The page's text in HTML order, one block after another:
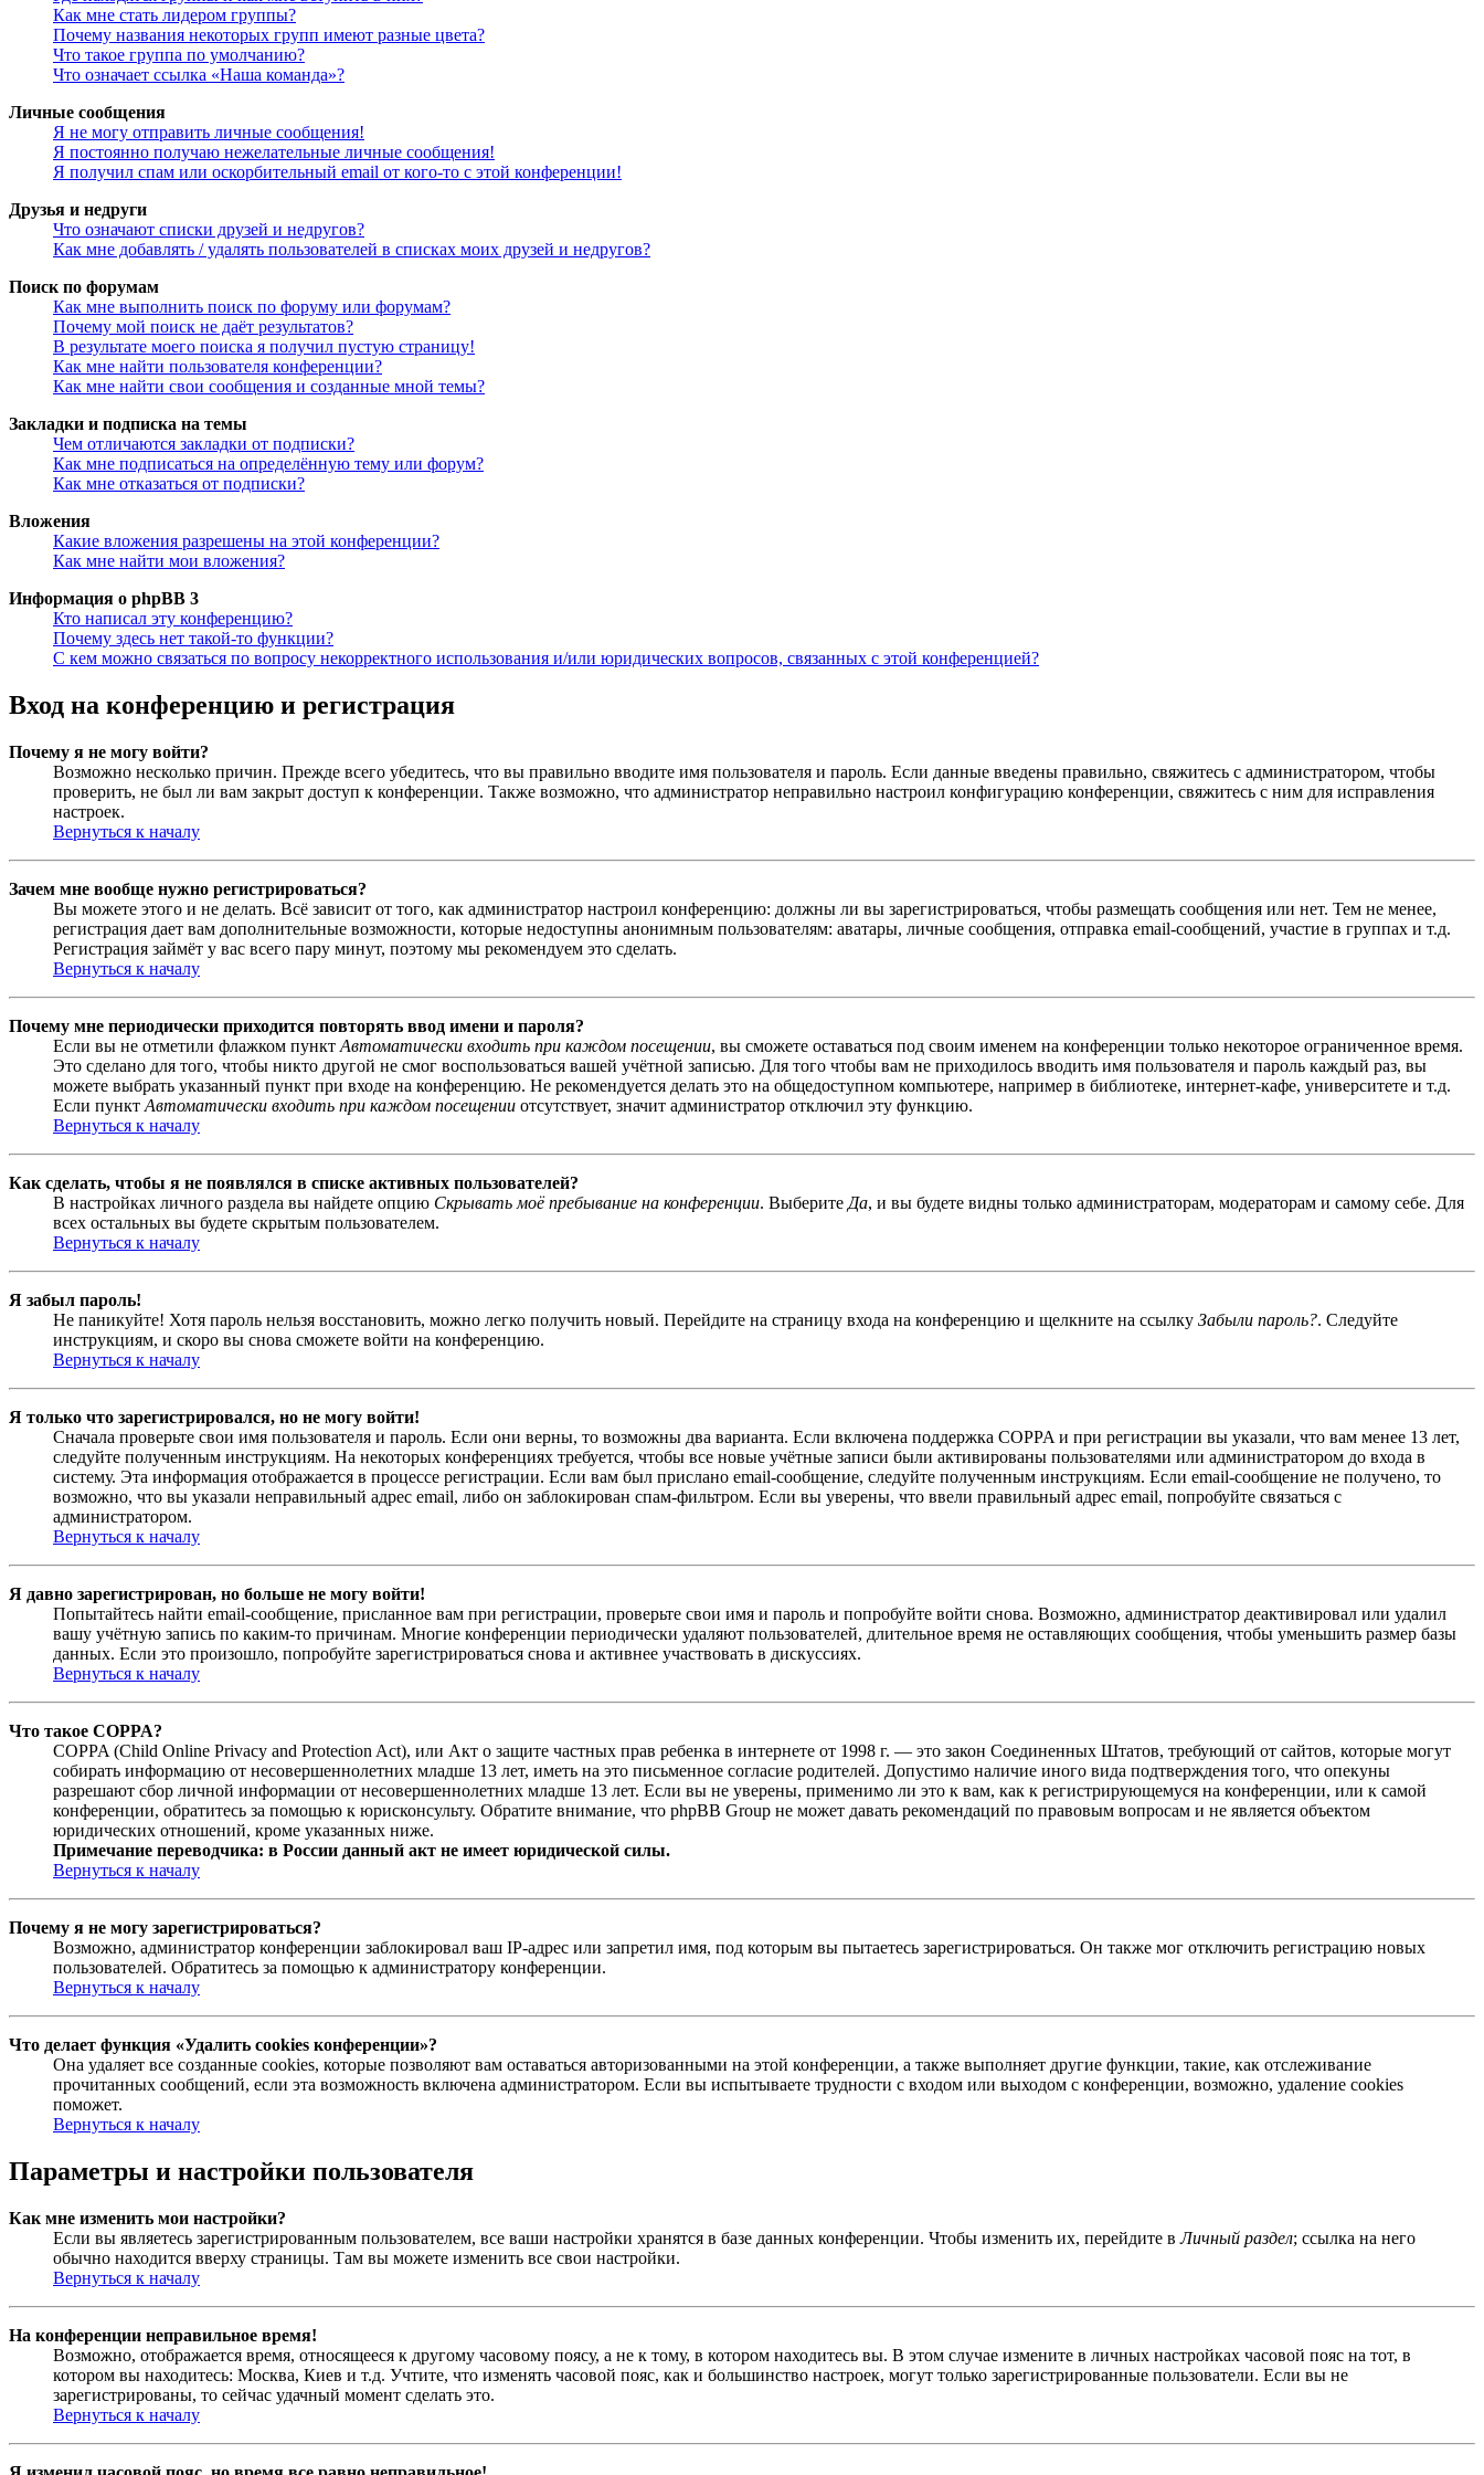
Как мне стать лидером группы?
Почему названия некоторых групп имеют разные цвета?
Что такое группа по умолчанию?
Что означает ссылка «Наша команда»?
Личные сообщения
Я не могу отправить личные сообщения!
Я постоянно получаю нежелательные личные сообщения!
Я получил спам или оскорбительный email от кого-то с этой конференции!
Друзья и недруги
Что означают списки друзей и недругов?
Как мне добавлять / удалять пользователей в списках моих друзей и недругов?
Поиск по форумам
Как мне выполнить поиск по форуму или форумам?
Почему мой поиск не даёт результатов?
В результате моего поиска я получил пустую страницу!
Как мне найти пользователя конференции?
Как мне найти свои сообщения и созданные мной темы?
Закладки и подписка на темы
Чем отличаются закладки от подписки?
Как мне подписаться на определённую тему или форум?
Как мне отказаться от подписки?
Вложения
Какие вложения разрешены на этой конференции?
Как мне найти мои вложения?
Информация о phpBB 3
Кто написал эту конференцию?
Почему здесь нет такой-то функции?
С кем можно связаться по вопросу некорректного использования и/или юридических вопросов, связанных с этой конференцией?
Вход на конференцию и регистрация
Почему я не могу войти?
Возможно несколько причин. Прежде всего убедитесь, что вы правильно вводите имя пользователя и пароль. Если данные введены правильно, свяжитесь с администратором, чтобы
проверить, не был ли вам закрыт доступ к конференции. Также возможно, что администратор неправильно настроил конфигурацию конференции, свяжитесь с ним для исправления
настроек.
Вернуться к началу
Зачем мне вообще нужно регистрироваться?
Вы можете этого и не делать. Всё зависит от того, как администратор настроил конференцию: должны ли вы зарегистрироваться, чтобы размещать сообщения или нет. Тем не менее,
регистрация дает вам дополнительные возможности, которые недоступны анонимным пользователям: аватары, личные сообщения, отправка email-сообщений, участие в группах и т.д.
Регистрация займёт у вас всего пару минут, поэтому мы рекомендуем это сделать.
Вернуться к началу
Почему мне периодически приходится повторять ввод имени и пароля?
Если вы не отметили флажком пункт Автоматически входить при каждом посещении, вы сможете оставаться под своим именем на конференции только некоторое ограниченное время.
Это сделано для того, чтобы никто другой не смог воспользоваться вашей учётной записью. Для того чтобы вам не приходилось вводить имя пользователя и пароль каждый раз, вы
можете выбрать указанный пункт при входе на конференцию. Не рекомендуется делать это на общедоступном компьютере, например в библиотеке, интернет-кафе, университете и т.д.
Если пункт Автоматически входить при каждом посещении отсутствует, значит администратор отключил эту функцию.
Вернуться к началу
Как сделать, чтобы я не появлялся в списке активных пользователей?
В настройках личного раздела вы найдете опцию Скрывать моё пребывание на конференции. Выберите Да, и вы будете видны только администраторам, модераторам и самому себе. Для
всех остальных вы будете скрытым пользователем.
Вернуться к началу
Я забыл пароль!
Не паникуйте! Хотя пароль нельзя восстановить, можно легко получить новый. Перейдите на страницу входа на конференцию и щелкните на ссылку Забыли пароль?. Следуйте
инструкциям, и скоро вы снова сможете войти на конференцию.
Вернуться к началу
Я только что зарегистрировался, но не могу войти!
Сначала проверьте свои имя пользователя и пароль. Если они верны, то возможны два варианта. Если включена поддержка COPPA и при регистрации вы указали, что вам менее 13 лет,
следуйте полученным инструкциям. На некоторых конференциях требуется, чтобы все новые учётные записи были активированы пользователями или администратором до входа в
систему. Эта информация отображается в процессе регистрации. Если вам был прислано email-сообщение, следуйте полученным инструкциям. Если email-сообщение не получено, то
возможно, что вы указали неправильный адрес email, либо он заблокирован спам-фильтром. Если вы уверены, что ввели правильный адрес email, попробуйте связаться с
администратором.
Вернуться к началу
Я давно зарегистрирован, но больше не могу войти!
Попытайтесь найти email-сообщение, присланное вам при регистрации, проверьте свои имя и пароль и попробуйте войти снова. Возможно, администратор деактивировал или удалил
вашу учётную запись по каким-то причинам. Многие конференции периодически удаляют пользователей, длительное время не оставляющих сообщения, чтобы уменьшить размер базы
данных. Если это произошло, попробуйте зарегистрироваться снова и активнее участвовать в дискуссиях.
Вернуться к началу
Что такое COPPA?
COPPA (Child Online Privacy and Protection Act), или Акт о защите частных прав ребенка в интернете от 1998 г. — это закон Соединенных Штатов, требующий от сайтов, которые могут
собирать информацию от несовершеннолетних младше 13 лет, иметь на это письменное согласие родителей. Допустимо наличие иного вида подтверждения того, что опекуны
разрешают сбор личной информации от несовершеннолетних младше 13 лет. Если вы не уверены, применимо ли это к вам, как к регистрирующемуся на конференции, или к самой
конференции, обратитесь за помощью к юрисконсульту. Обратите внимание, что phpBB Group не может давать рекомендаций по правовым вопросам и не является объектом
юридических отношений, кроме указанных ниже.
Примечание переводчика: в России данный акт не имеет юридической силы.
Вернуться к началу
Почему я не могу зарегистрироваться?
Возможно, администратор конференции заблокировал ваш IP-адрес или запретил имя, под которым вы пытаетесь зарегистрироваться. Он также мог отключить регистрацию новых
пользователей. Обратитесь за помощью к администратору конференции.
Вернуться к началу
Что делает функция «Удалить cookies конференции»?
Она удаляет все созданные cookies, которые позволяют вам оставаться авторизованными на этой конференции, а также выполняет другие функции, такие, как отслеживание
прочитанных сообщений, если эта возможность включена администратором. Если вы испытываете трудности с входом или выходом с конференции, возможно, удаление cookies
поможет.
Вернуться к началу
Параметры и настройки пользователя
Как мне изменить мои настройки?
Если вы являетесь зарегистрированным пользователем, все ваши настройки хранятся в базе данных конференции. Чтобы изменить их, перейдите вЛичный раздел; ссылка на него
обычно находится вверху страницы. Там вы можете изменить все свои настройки.
Вернуться к началу
На конференции неправильное время!
Возможно, отображается время, относящееся к другому часовому поясу, а не к тому, в котором находитесь вы. В этом случае измените в личных настройках часовой пояс на тот, в
котором вы находитесь: Москва, Киев и т.д. Учтите, что изменять часовой пояс, как и большинство настроек, могут только зарегистрированные пользователи. Если вы не
зарегистрированы, то сейчас удачный момент сделать это.
Вернуться к началу